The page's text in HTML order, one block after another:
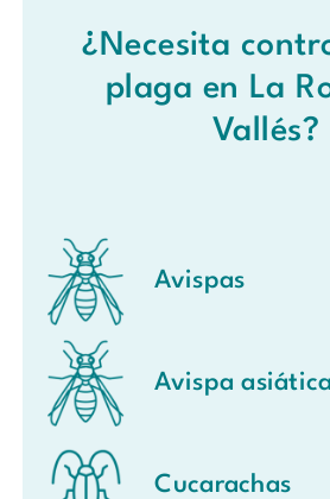
¿Necesita
plaga en La
Vallés?
Avispas
Avispa asiática
Cucarachas